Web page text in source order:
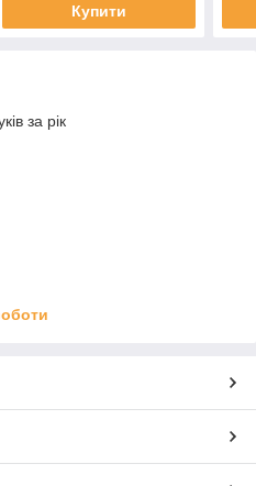
Купити
за рік